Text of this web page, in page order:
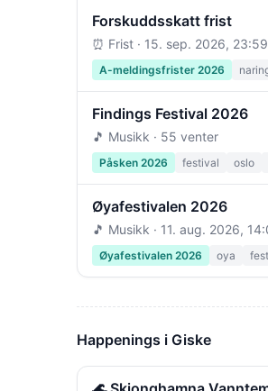
Forskuddsskatt frist
⏰ Frist · 15. sep. 2026, 23:59
A-meldingsfrister 2026
Findings Festival 2026
🎵 Musikk · 55 venter
Påsken 2026 festival oslo
Øyafestivalen 2026
🎵 Musikk · 11. aug. 2026,
Øyafestivalen 2026 oya
Happenings i Giske